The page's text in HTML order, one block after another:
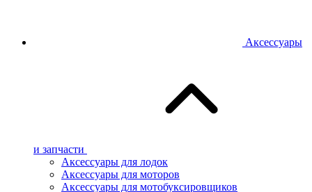
Аксессуары
и запчасти
Аксессуары для лодок
Аксессуары для моторов
Аксессуары для мотобуксировщиков